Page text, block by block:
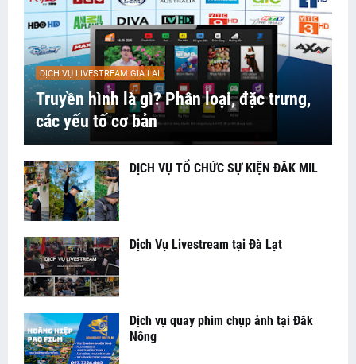
DỊCH VỤ LIVESTREAM GIA LAI
Truyền hình là gì? Phân loại, đặc trưng,
các yếu tố cơ bản
DỊCH VỤ TỔ CHỨC SỰ KIỆN ĐĂK MIL
Dịch Vụ Livestream tại Đà Lạt
Dịch vụ quay phim chụp ảnh tại Đăk
Nông